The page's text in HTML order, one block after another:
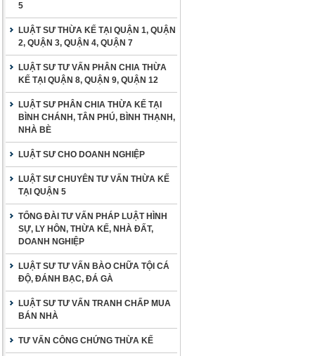
5
LUẬT SƯ THỪA KẾ TẠI QUẬN 1, QUẬN
2, QUẬN 3, QUẬN 4, QUẬN 7
LUẬT SƯ TƯ VẤN PHÂN CHIA THỪA
KẾ TẠI QUẬN 8, QUẬN 9, QUẬN 12
LUẬT SƯ PHÂN CHIA THỪA KẾ TẠI
BÌNH CHÁNH, TÂN PHÚ, BÌNH THẠNH,
NHÀ BÈ
LUẬT SƯ CHO DOANH NGHIỆP
LUẬT SƯ CHUYÊN TƯ VẤN THỪA KẾ
TẠI QUẬN 5
TỔNG ĐÀI TƯ VẤN PHÁP LUẬT HÌNH
SỰ, LY HÔN, THỪA KẾ, NHÀ ĐẤT,
DOANH NGHIỆP
LUẬT SƯ TƯ VẤN BÀO CHỮA TỘI CÁ
ĐỘ, ĐÁNH BẠC, ĐÁ GÀ
LUẬT SƯ TƯ VẤN TRANH CHẤP MUA
BÁN NHÀ
TƯ VẤN CÔNG CHỨNG THỪA KẾ